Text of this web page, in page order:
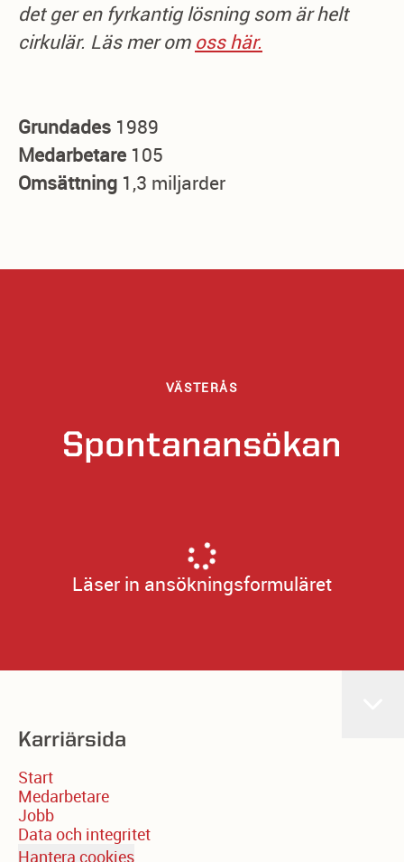
det ger en fyrkantig lösning som är helt
cirkulär. Läs mer om oss här.
Grundades 1989
Medarbetare 105
Omsättning 1,3 miljarder
VÄSTERÅS
Spontanansökan
Läser in ansökningsformuläret
Karriärsida
Start
Medarbetare
Jobb
Data och integritet
Hantera cookies